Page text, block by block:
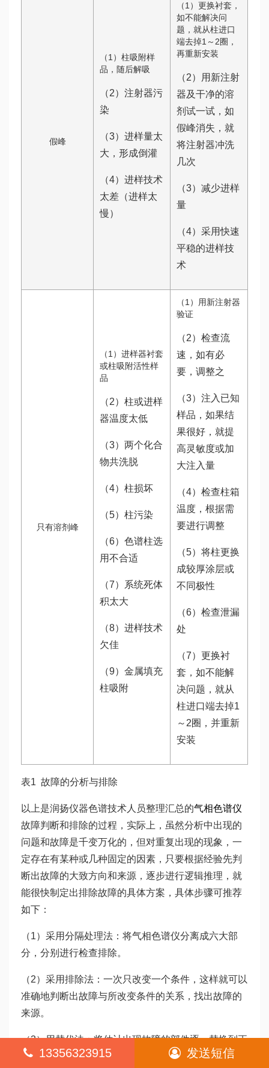
假峰
（1）柱吸附样
品，随后解吸
（2）注射器污
染
（3）进样量太
大，形成倒灌
（4）进样技术
太差（进样太
慢）
（1）更换衬套，
如不能解决问
题，就从柱进口
端去掉1～2圈，
再重新安装
（2）用新注射
器及干净的溶
剂试一试，如
假峰消失，就
将注射器冲洗
几次
（3）减少进样
量
（4）采用快速
平稳的进样技
术
只有溶剂峰
（1）进样器衬套
或柱吸附活性样
品
（2）柱或进样
器温度太低
（3）两个化合
物共洗脱
（4）柱损坏
（5）柱污染
（6）色谱柱选
用不合适
（7）系统死体
积太大
（8）进样技术
欠佳
（9）金属填充
柱吸附
（1）用新注射器
验证
（2）检查流
速，如有必
要，调整之
（3）注入已知
样品，如果结
果很好，就提
高灵敏度或加
大注入量
（4）检查柱箱
温度，根据需
要进行调整
（5）将柱更换
成较厚涂层或
不同极性
（6）检查泄漏
处
（7）更换衬
套，如不能解
决问题，就从
柱进口端去掉1
～2圈，并重新
安装
表1 故障的分析与排除
以上是润扬仪器色谱技术人员整理汇总的气相色谱仪
故障判断和排除的过程，实际上，虽然分析中出现的
问题和故障是千变万化的，但对重复出现的现象，一
定存在有某种或几种固定的因素，只要根据经验先判
断出故障的大致方向和来源，逐步进行逻辑推理，就
能很快制定出排除故障的具体方案，具体步骤可推荐
如下：
（1）采用分隔处理法：将气相色谱仪分离成六大部
分，分别进行检查排除。
（2）采用排除法：一次只改变一个条件，这样就可以
准确地判断出故障与所改变条件的关系，找出故障的
来源。
（3）用替代法：将估计出现故障的部件逐一替换到正
常的仪器上，从而可以准确地判断出哪个单元部件出
13356323915 发送短信